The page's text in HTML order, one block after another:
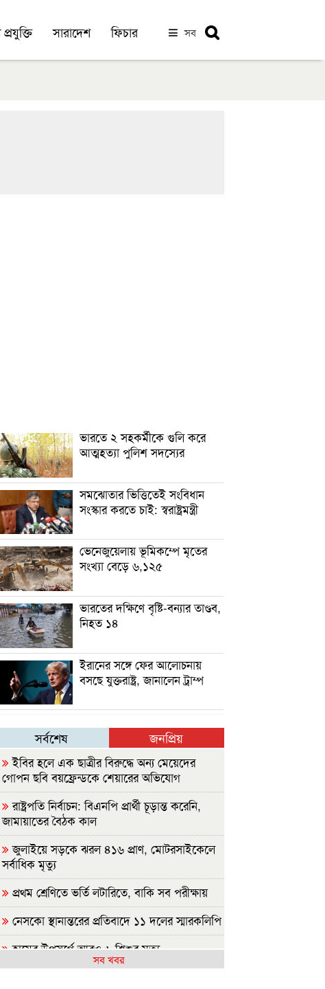
সারাদেশ ফিচার সব
ভারতে ২ সহকর্মীকে গুলি করে
আত্মহত্যা পুলিশ সদস্যের
সমঝোতার ভিত্তিতেই সংবিধান
সংস্কার করতে চাই: স্বরাষ্ট্রমন্ত্রী
ভেনেজুয়েলায় ভূমিকম্পে মৃতের
সংখ্যা বেড়ে ৬,১২৫
ভারতের দক্ষিণে বৃষ্টি-বন্যার তাণ্ডব,
নিহত ১৪
ইরানের সঙ্গে ফের আলোচনায়
বসছে যুক্তরাষ্ট্র, জানালেন ট্রাম্প
সর্বশেষ জনপ্রিয়
ইবির হলে এক ছাত্রীর বিরুদ্ধে অন্য মেয়েদের
গোপন ছবি বয়ফ্রেন্ডকে শেয়ারের অভিযোগ
রাষ্ট্রপতি নির্বাচন: বিএনপি প্রার্থী চূড়ান্ত করেনি,
জামায়াতের বৈঠক কাল
জুলাইয়ে সড়কে ঝরল ৪১৬ প্রাণ, মোটরসাইকেলে
সর্বাধিক মৃত্যু
প্রথম শ্রেণিতে ভর্তি লটারিতে, বাকি সব পরীক্ষায়
নেসকো স্থানান্তরের প্রতিবাদে ১১ দলের স্মারকলিপি
হামের উপসর্গে আরও ৬ শিশুর মৃত্যু
সব খবর